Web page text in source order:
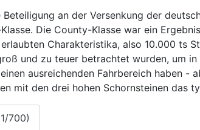
Beteiligung an der Versenkung der
Die County-Klasse war ein
Charakteristika, also 10.000 ts
und zu teuer betrachtet wurden, um
ausreichenden Fahrbereich haben -
mit den drei hohen Schornsteinen das
700)